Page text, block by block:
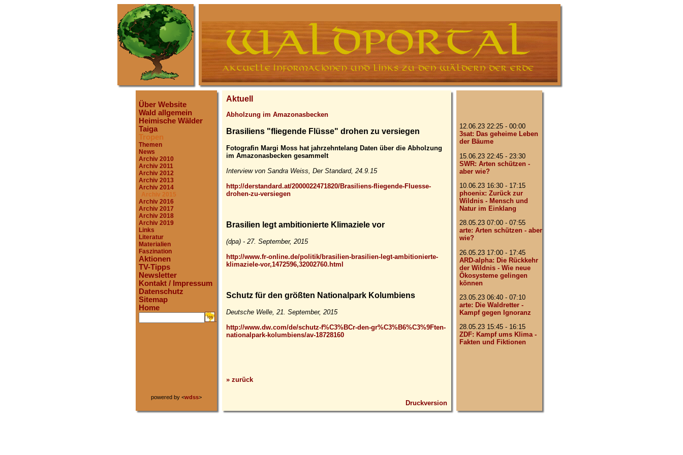
Über Website
Wald allgemein
Heimische Wälder
Taiga
Tropen
Themen
News
Archiv 2010
Archiv 2011
Archiv 2012
Archiv 2013
Archiv 2014
Archiv 2015
Archiv 2016
Archiv 2017
Archiv 2018
Archiv 2019
Links
Literatur
Materialien
Faszination
Aktionen
TV-Tipps
Newsletter
Kontakt / Impressum
Datenschutz
Sitemap
Home
.
powered by <wdss>
Aktuell
Abholzung im Amazonasbecken
Brasiliens "fliegende Flüsse" drohen zu versiegen
Fotografin Margi Moss hat jahrzehntelang Daten über die Abholzung
im Amazonasbecken gesammelt
Interview von Sandra Weiss, Der Standard, 24.9.15
http://derstandard.at/2000022471820/Brasiliens-fliegende-Fluesse-
drohen-zu-versiegen
Brasilien legt ambitionierte Klimaziele vor
(dpa) - 27. September, 2015
http://www.fr-online.de/politik/brasilien-brasilien-legt-ambitionierte-
klimaziele-vor,1472596,32002760.html
Schutz für den größten Nationalpark Kolumbiens
Deutsche Welle, 21. September, 2015
http://www.dw.com/de/schutz-f%C3%BCr-den-gr%C3%B6%C3%9Ften-
nationalpark-kolumbiens/av-18728160
» zurück
Druckversion
12.06.23 22:25 - 00:00
3sat: Das geheime Leben
der Bäume
15.06.23 22:45 - 23:30
SWR: Arten schützen -
aber wie?
10.06.23 16:30 - 17:15
phoenix: Zurück zur
Wildnis - Mensch und
Natur im Einklang
28.05.23 07:00 - 07:55
arte: Arten schützen - aber
wie?
26.05.23 17:00 - 17:45
ARD-alpha: Die Rückkehr
der Wildnis - Wie neue
Ökosysteme gelingen
können
23.05.23 06:40 - 07:10
arte: Die Waldretter -
Kampf gegen Ignoranz
28.05.23 15:45 - 16:15
ZDF: Kampf ums Klima -
Fakten und Fiktionen